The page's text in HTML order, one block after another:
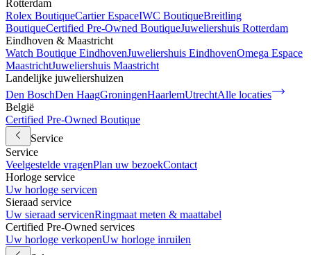
Rotterdam
Rolex BoutiqueCartier EspaceIWC BoutiqueBreitling
BoutiqueCertified Pre-Owned BoutiqueJuweliershuis Rotterdam
Eindhoven & Maastricht
Watch Boutique EindhovenJuweliershuis EindhovenOmega Espace
MaastrichtJuweliershuis Maastricht
Landelijke juweliershuizen
Den BoschDen HaagGroningenHaarlemUtrechtAlle locaties
België
Certified Pre-Owned Boutique
Service
Service
Veelgestelde vragenPlan uw bezoekContact
Horloge service
Uw horloge servicen
Sieraad service
Uw sieraad servicenRingmaat meten & maattabel
Certified Pre-Owned services
Uw horloge verkopenUw horloge inruilen